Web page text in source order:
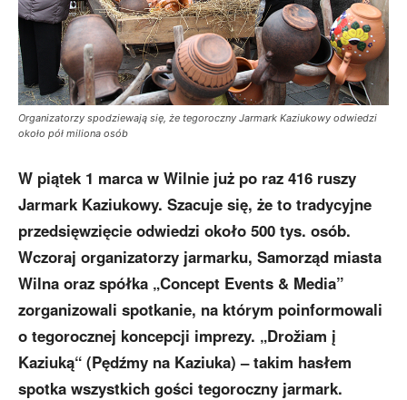
Organizatorzy spodziewają się, że tegoroczny Jarmark Kaziukowy odwiedzi
około pół miliona osób
W piątek 1 marca w Wilnie już po raz 416 ruszy
Jarmark Kaziukowy. Szacuje się, że to tradycyjne
przedsięwzięcie odwiedzi około 500 tys. osób.
Wczoraj organizatorzy jarmarku, Samorząd miasta
Wilna oraz spółka „Concept Events & Media”
zorganizowali spotkanie, na którym poinformowali
o tegorocznej koncepcji imprezy. „Drožiam į
Kaziuką“ (Pędźmy na Kaziuka) – takim hasłem
spotka wszystkich gości tegoroczny jarmark.